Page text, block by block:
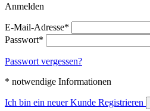
Anmelden
E-Mail-Adresse*
Passwort*
Passwort vergessen?
* notwendige Informationen
Ich bin ein neuer Kunde Registrieren